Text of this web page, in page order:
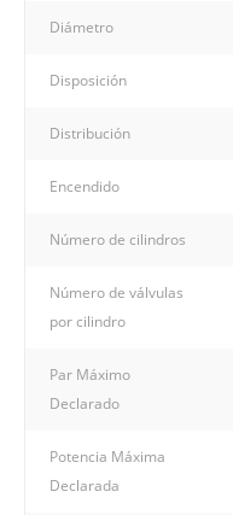
Diámetro
Disposición
Distribución
Encendido
Número de cilindros
Número de válvulas
por cilindro
Par Máximo
Declarado
Potencia Máxima
Declarada